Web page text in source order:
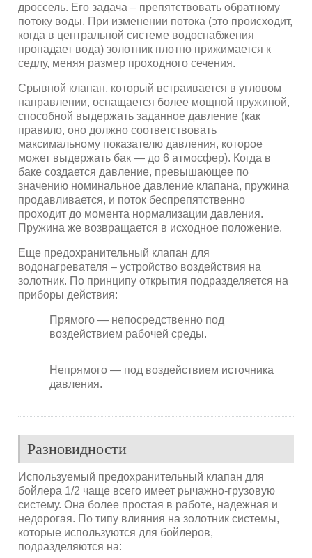
дроссель. Его задача – препятствовать обратному
потоку воды. При изменении потока (это происходит,
когда в центральной системе водоснабжения
пропадает вода) золотник плотно прижимается к
седлу, меняя размер проходного сечения.
Срывной клапан, который встраивается в угловом
направлении, оснащается более мощной пружиной,
способной выдержать заданное давление (как
правило, оно должно соответствовать
максимальному показателю давления, которое
может выдержать бак — до 6 атмосфер). Когда в
баке создается давление, превышающее по
значению номинальное давление клапана, пружина
продавливается, и поток беспрепятственно
проходит до момента нормализации давления.
Пружина же возвращается в исходное положение.
Еще предохранительный клапан для
водонагревателя – устройство воздействия на
золотник. По принципу открытия подразделяется на
приборы действия:
Прямого — непосредственно под
воздействием рабочей среды.
Непрямого — под воздействием источника
давления.
Разновидности
Используемый предохранительный клапан для
бойлера 1/2 чаще всего имеет рычажно-грузовую
систему. Она более простая в работе, надежная и
недорогая. По типу влияния на золотник системы,
которые используются для бойлеров,
подразделяются на: